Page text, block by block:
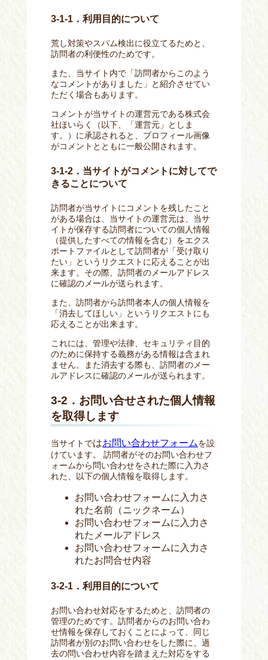
3-1-1．利用目的について
荒し対策やスパム検出に役立てるためと、
訪問者の利便性のためです。
また、当サイト内で「訪問者からこのよう
なコメントがありました」と紹介させてい
ただく場合もあります。
コメントが当サイトの運営元である株式会
社ほいらく（以下、「運営元」としま
す。）に承認されると、プロフィール画像
がコメントとともに一般公開されます。
3-1-2．当サイトがコメントに対してで
きることについて
訪問者が当サイトにコメントを残したこと
がある場合は、当サイトの運営元は、当サ
イトが保存する訪問者についての個人情報
（提供したすべての情報を含む）をエクス
ポートファイルとして訪問者が「受け取り
たい」というリクエストに応えることが出
来ます。その際、訪問者のメールアドレス
に確認のメールが送られます。
また、訪問者から訪問者本人の個人情報を
「消去してほしい」というリクエストにも
応えることが出来ます。
これには、管理や法律、セキュリティ目的
のために保持する義務がある情報は含まれ
ません。また消去する際も、訪問者のメー
ルアドレスに確認のメールが送られます。
3-2．お問い合せされた個人情報
を取得します
当サイトではお問い合わせフォームを設
けています。 訪問者がそのお問い合わせフ
ォームから問い合わせをされた際に入力さ
れた、以下の個人情報を取得します。
お問い合わせフォームに入力さ
れた名前（ニックネーム）
お問い合わせフォームに入力さ
れたメールアドレス
お問い合わせフォームに入力さ
れたお問合せ内容
3-2-1．利用目的について
お問い合わせ対応をするためと、訪問者の
管理のためです。訪問者からのお問い合わ
せ情報を保存しておくことによって、同じ
訪問者が別のお問い合わせをした際に、過
去の問い合わせ内容を踏まえた対応をする